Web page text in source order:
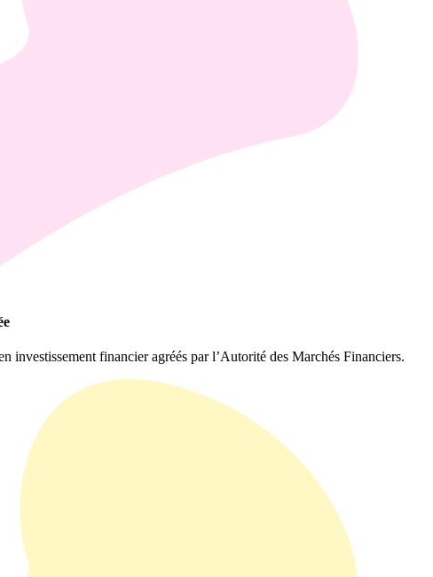
investissement financier agréés par l’Autorité des Marchés Financiers.